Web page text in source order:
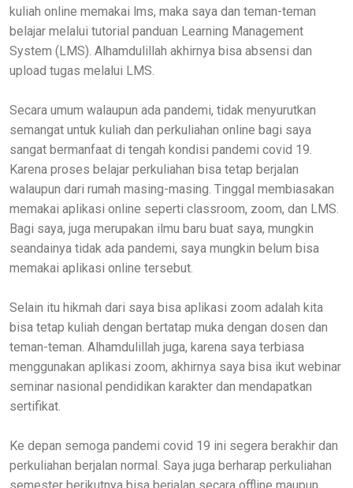
kuliah online memakai lms, maka saya dan teman-teman
belajar melalui tutorial panduan Learning Management
System (LMS). Alhamdulillah akhirnya bisa absensi dan
upload tugas melalui LMS.
Secara umum walaupun ada pandemi, tidak menyurutkan
semangat untuk kuliah dan perkuliahan online bagi saya
sangat bermanfaat di tengah kondisi pandemi covid 19.
Karena proses belajar perkuliahan bisa tetap berjalan
walaupun dari rumah masing-masing. Tinggal membiasakan
memakai aplikasi online seperti classroom, zoom, dan LMS.
Bagi saya, juga merupakan ilmu baru buat saya, mungkin
seandainya tidak ada pandemi, saya mungkin belum bisa
memakai aplikasi online tersebut.
Selain itu hikmah dari saya bisa aplikasi zoom adalah kita
bisa tetap kuliah dengan bertatap muka dengan dosen dan
teman-teman. Alhamdulillah juga, karena saya terbiasa
menggunakan aplikasi zoom, akhirnya saya bisa ikut webinar
seminar nasional pendidikan karakter dan mendapatkan
sertifikat.
Ke depan semoga pandemi covid 19 ini segera berakhir dan
perkuliahan berjalan normal. Saya juga berharap perkuliahan